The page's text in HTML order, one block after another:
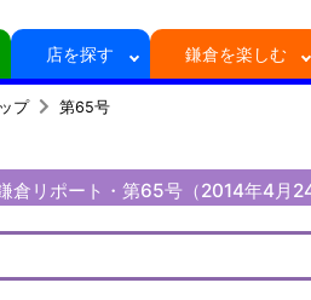
店を探す 鎌倉を楽しむ
プ 第65号
リポート・第65号（2014年4月24